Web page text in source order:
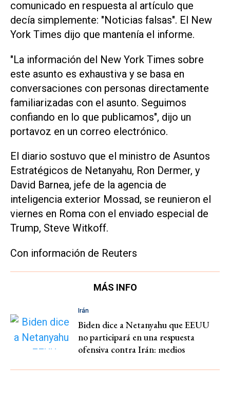
comunicado en respuesta al artículo que
decía simplemente: "Noticias falsas". El New
York Times dijo que mantenía el informe.
"La información del New York Times sobre
este asunto es exhaustiva y se basa en
conversaciones con personas directamente
familiarizadas con el asunto. Seguimos
confiando en lo que publicamos", dijo un
portavoz en un correo electrónico.
El diario sostuvo que el ministro de Asuntos
Estratégicos de Netanyahu, Ron Dermer, y
David Barnea, jefe de la agencia de
inteligencia exterior Mossad, se reunieron el
viernes en Roma con el enviado especial de
Trump, Steve Witkoff.
Con información de Reuters
MÁS INFO
Irán
Biden dice a Netanyahu que EEUU
no participará en una respuesta
ofensiva contra Irán: medios